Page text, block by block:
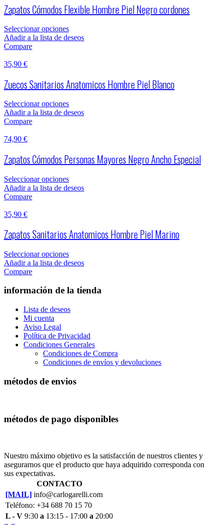
Zapatos Cómodos Flexible Hombre Piel Negro cordones
Seleccionar opciones
Añadir a la lista de deseos
Compare
35,90 €
Zuecos Sanitarios Anatomicos Hombre Piel Blanco
Seleccionar opciones
Añadir a la lista de deseos
Compare
74,90 €
Zapatos Cómodos Personas Mayores Negro Ancho Especial
Seleccionar opciones
Añadir a la lista de deseos
Compare
35,90 €
Zapatos Sanitarios Anatomicos Hombre Piel Marino
Seleccionar opciones
Añadir a la lista de deseos
Compare
información de la tienda
Lista de deseos
Mi cuenta
Aviso Legal
Política de Privacidad
Condiciones Generales
Condiciones de Compra
Condiciones de envíos y devoluciones
métodos de envios
métodos de pago disponibles
Nuestro máximo objetivo es la satisfacción de nuestros clientes y
asegurarnos que el producto que haya adquirido corresponda con
sus expectativas.
CONTACTO
[MAIL] info@carlogarelli.com
Teléfono: +34 688 70 15 70
L - V 9:30 a 13:15 - 17:00 a 20:00